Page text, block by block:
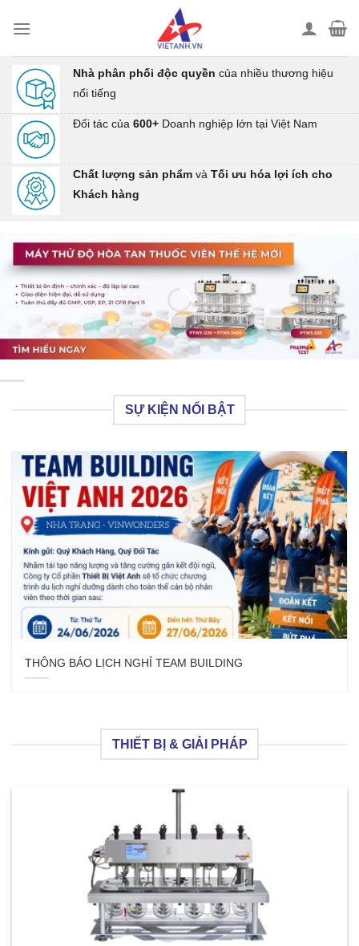
đến
dung
Nhà phân phối độc quyền của nhiều thương hiệu
nổi tiếng
Đối tác của 600+ Doanh nghiệp lớn tại Việt Nam
Chất lượng sản phẩm và Tối ưu hóa lợi ích cho
Khách hàng
SỰ KIỆN NỔI BẬT
THÔNG BÁO LỊCH NGHỈ TEAM BUILDING
THIẾT BỊ & GIẢI PHÁP